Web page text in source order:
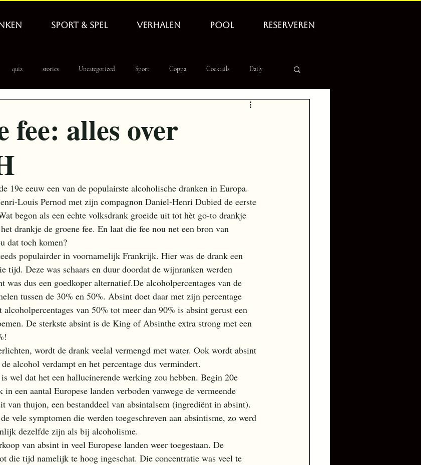
SPORT & SPEL VERHALEN POOL RESERVEREN
quiz stories Uncategorized Sport Coppa Cocktails Daily
fee: alles over
19e eeuw een van de populairste alcoholische dranken in Europa.
Louis Pernod met zijn compagnon Daniel-Henri Dubied de eerste
begon als een echte volksdrank groeide uit tot hèt go-to drankje
drankje de groene fee. En laat die fee nou net een bron van
dat toch komen?
populairder in voornamelijk Frankrijk. Hier was de drank een
tijd. Deze was schaars en duur doordat de wijnranken werden
dus een goedkoper alternatief.De alcoholpercentages van de
tussen de 30% en 50%. Absint doet daar met zijn percentage
van 50% tot meer dan 90% is absint gerust een
De sterkste absint is de King of Absinthe extra strong met een
wordt de drank veelal vermengd met water. Ook wordt absint
alcohol verdampt en het percentage dus vermindert.
wel dat het een hallucinerende werking zou hebben. Begin 20e
een aantal Europese landen verboden vanwege de vermeende
van thujon, een bestanddeel van absintalsem (ingrediënt in absint).
dezelfde zijn als bij alcoholisme.
van absint in veel Europese landen weer toegestaan. De
die tijd namelijk te hoog ingeschat. Die concentratie was veel te